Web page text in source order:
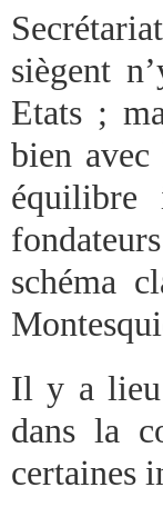
siègent
Etats ;
bien avec
équilibre
schéma
Il y a lieu
dans la
certaines